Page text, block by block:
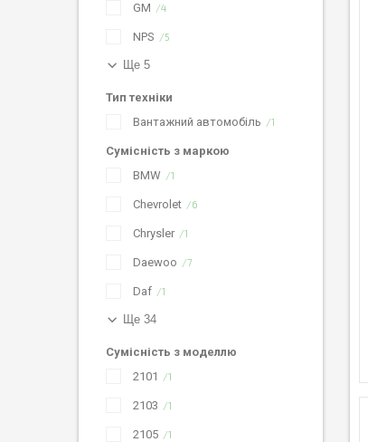
GM 4
NPS 5
Ще 5
Тип техніки
Вантажний автомобіль
1
Сумісність з маркою
BMW
1
Chevrolet 6
Chrysler 1
Daewoo 7
Daf 1
Ще 34
Сумісність з моделлю
2101
1
2103 1
2105 1